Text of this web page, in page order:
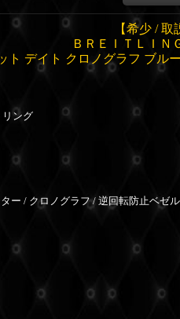
【希少 /
ＢＲＥＩＴＬＩＮ
ト デイト クロノグラフ ブル
リング
/ クロノグラフ / 逆回転防止ベゼル